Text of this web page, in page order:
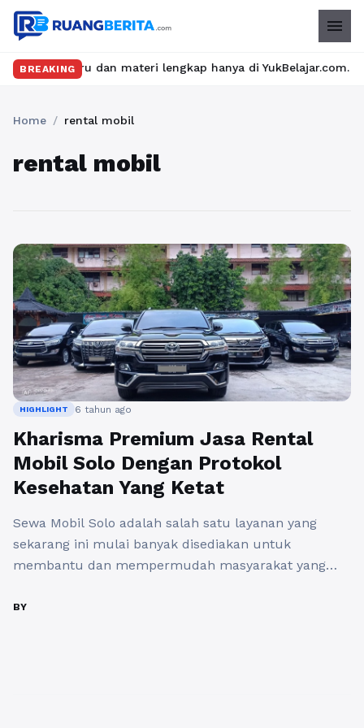
menu
BREAKING
seru dan materi lengkap hanya di YukBelajar.com.
Home / rental mobil
rental mobil
HIGHLIGHT 6 tahun ago
Kharisma Premium Jasa Rental
Mobil Solo Dengan Protokol
Kesehatan Yang Ketat
Sewa Mobil Solo adalah salah satu layanan yang
sekarang ini mulai banyak disediakan untuk
membantu dan mempermudah masyarakat yang
banyak penumpang. Sebagai layanan jasa yang
BY